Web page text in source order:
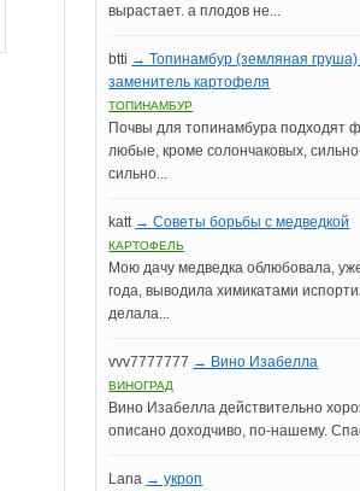
вырастает. а плодов не...
btti → Топинамбур (земляная
заменитель картофеля
ТОПИНАМБУР
Почвы для топинамбура подходят
любые, кроме солончаковых,
сильно...
katt → Советы борьбы с медведкой
КАРТОФЕЛЬ
Мою дачу медведка облюбовала,
года, выводила химикатами
делала...
vvv7777777 → Вино Изабелла
ВИНОГРАД
Вино Изабелла действительно
описано доходчиво, по-нашему.
Lana → укроп